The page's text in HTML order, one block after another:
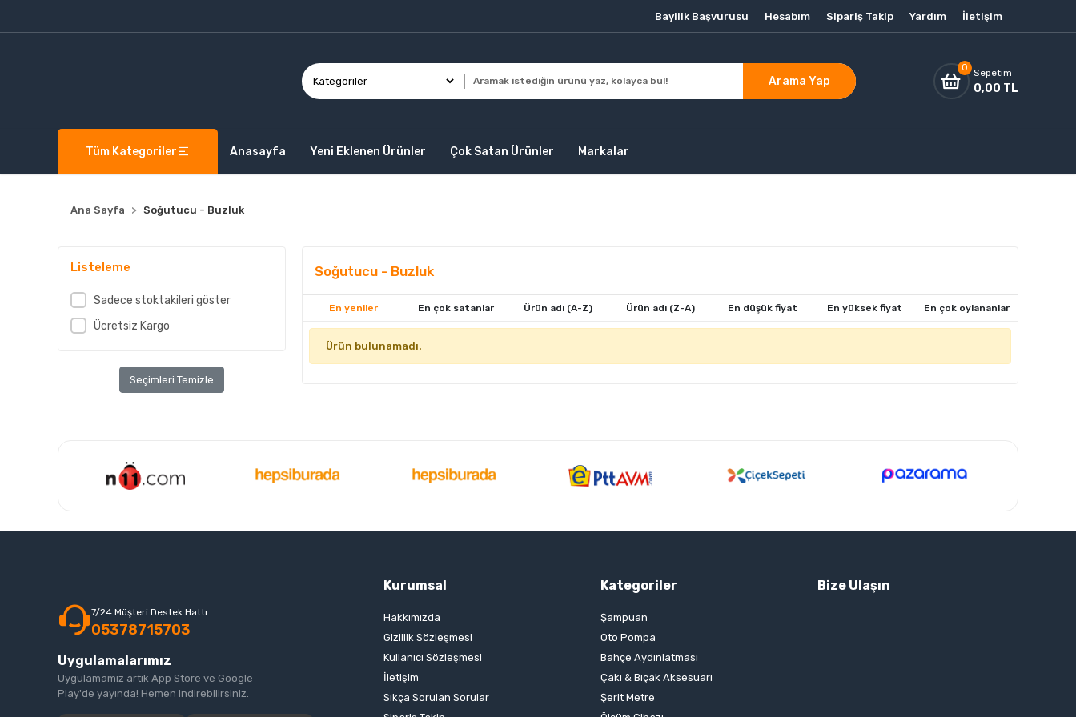
Bayilik Başvurusu Hesabım Sipariş Takip Yardım İletişim
Arama Yap
0 Sepetim
0,00 TL
Tüm Kategoriler Anasayfa Yeni Eklenen Ürünler Çok Satan Ürünler Markalar
Ana Sayfa Soğutucu - Buzluk
Listeleme
Sadece stoktakileri göster
Ücretsiz Kargo
Seçimleri Temizle
Soğutucu - Buzluk
En yeniler En çok satanlar Ürün adı (A-Z) Ürün adı (Z-A) En düşük fiyat En yüksek fiyat En çok oylananlar
Ürün bulunamadı.
7/24 Müşteri Destek Hattı
05378715703
Uygulamalarımız
Uygulamamız artık App Store ve Google
Play'de yayında! Hemen indirebilirsiniz.
Kurumsal
Hakkımızda
Gizlilik Sözleşmesi
Kullanıcı Sözleşmesi
İletişim
Sıkça Sorulan Sorular
Kategoriler
Şampuan
Oto Pompa
Bahçe Aydınlatması
Çakı & Bıçak Aksesuarı
Şerit Metre
Bize Ulaşın